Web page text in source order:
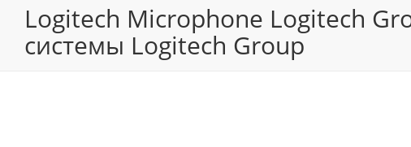
Logitech Microphone Logitech
системы Logitech Group